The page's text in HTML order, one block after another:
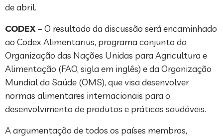
de abril.
CODEX – O resultado da discussão será encaminhado
ao Codex Alimentarius, programa conjunto da
Organização das Nações Unidas para Agricultura e
Alimentação (FAO, sigla em inglês) e da Organização
Mundial da Saúde (OMS), que visa desenvolver
normas alimentares internacionais para o
desenvolvimento de produtos e práticas saudáveis.
A argumentação de todos os países membros,